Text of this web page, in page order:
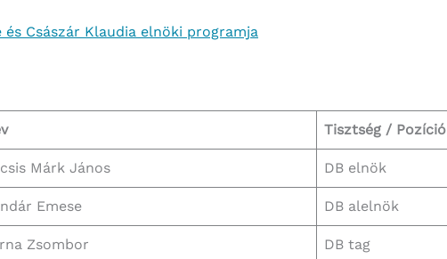
és Császár Klaudia elnöki programja
Tisztség / Pozíció
Márk János DB elnök
Emese DB alelnök
Zsombor DB tag